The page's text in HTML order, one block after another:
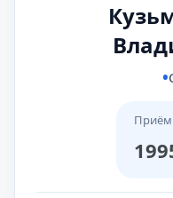
Приём